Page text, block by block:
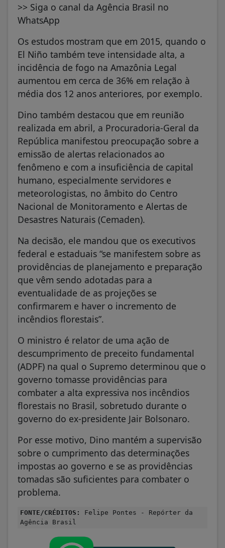
>> Siga o canal da Agência Brasil no
WhatsApp
Os estudos mostram que em 2015, quando o
El Niño também teve intensidade alta, a
incidência de fogo na Amazônia Legal
aumentou em cerca de 36% em relação à
média dos 12 anos anteriores, por exemplo.
Dino também destacou que em reunião
realizada em abril, a Procuradoria-Geral da
República manifestou preocupação sobre a
emissão de alertas relacionados ao
fenômeno e com a insuficiência de capital
humano, especialmente servidores e
meteorologistas, no âmbito do Centro
Nacional de Monitoramento e Alertas de
Desastres Naturais (Cemaden).
Na decisão, ele mandou que os executivos
federal e estaduais “se manifestem sobre as
providências de planejamento e preparação
que vêm sendo adotadas para a
eventualidade de as projeções se
confirmarem e haver o incremento de
incêndios florestais”.
O ministro é relator de uma ação de
descumprimento de preceito fundamental
(ADPF) na qual o Supremo determinou que o
governo tomasse providências para
combater a alta expressiva nos incêndios
florestais no Brasil, sobretudo durante o
governo do ex-presidente Jair Bolsonaro.
Por esse motivo, Dino mantém a supervisão
sobre o cumprimento das determinações
impostas ao governo e se as providências
tomadas são suficientes para combater o
problema.
FONTE/CRÉDITOS:
Felipe Pontes - Repórter da
Agência Brasil